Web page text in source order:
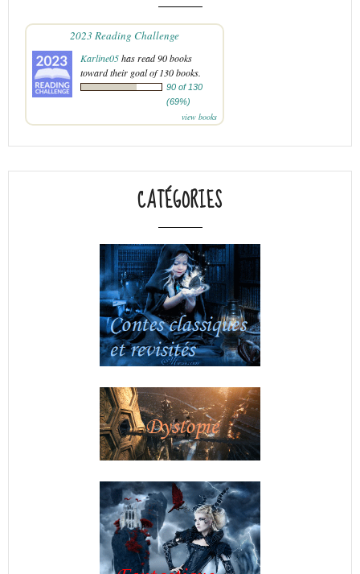
2023 Reading Challenge
Karline05has read 90 books
toward their goal of 130 books.
90 of 130
(69%)
view books
CATÉGORIES